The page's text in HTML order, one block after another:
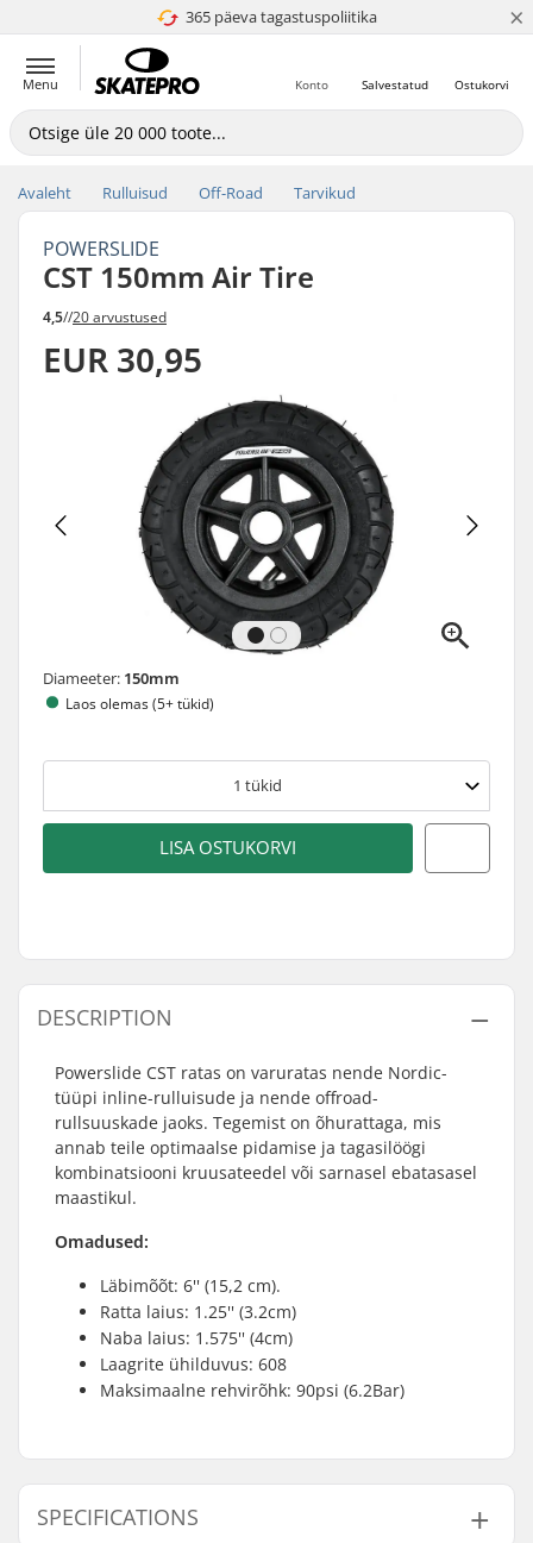
365 päeva tagastuspoliitika
4.8 paljaks 5 ×
Menu Ostukorvi
Salvestatud
Konto
Avaleht Rulluisud Off-Road Tarvikud
POWERSLIDE
CST 150mm Air Tire
4,5//20 arvustused
EUR 30,95
Diameeter: 150mm
Laos olemas (5+ tükid)
1 tükid
LISA OSTUKORVI
DESCRIPTION
Powerslide CST ratas on varuratas nende Nordic-
tüüpi inline-rulluisude ja nende offroad-
rullsuuskade jaoks. Tegemist on õhurattaga, mis
annab teile optimaalse pidamise ja tagasilöögi
kombinatsiooni kruusateedel või sarnasel ebatasasel
maastikul.
Omadused:
Läbimõõt: 6'' (15,2 cm).
Ratta laius: 1.25'' (3.2cm)
Naba laius: 1.575'' (4cm)
Laagrite ühilduvus: 608
Maksimaalne rehvirõhk: 90psi (6.2Bar)
SPECIFICATIONS